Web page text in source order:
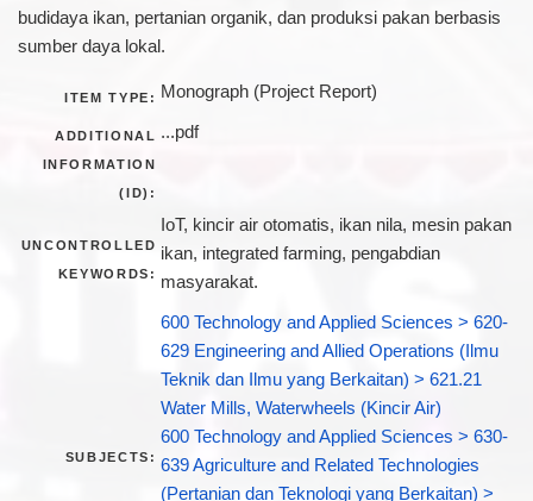
budidaya ikan, pertanian organik, dan produksi pakan berbasis
sumber daya lokal.
ITEM TYPE: Monograph (Project Report)
ADDITIONAL
INFORMATION
(ID):
...pdf
UNCONTROLLED
KEYWORDS:
IoT, kincir air otomatis, ikan nila, mesin pakan
ikan, integrated farming, pengabdian
masyarakat.
SUBJECTS:
600 Technology and Applied Sciences > 620-
629 Engineering and Allied Operations (Ilmu
Teknik dan Ilmu yang Berkaitan) > 621.21
Water Mills, Waterwheels (Kincir Air)
600 Technology and Applied Sciences > 630-
639 Agriculture and Related Technologies
(Pertanian dan Teknologi yang Berkaitan) >